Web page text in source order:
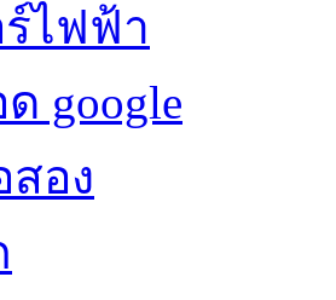
ไฟฟ้า
google
อง